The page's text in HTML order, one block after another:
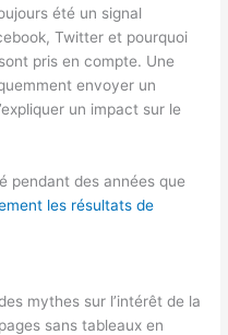
été un signal
Twitter et pourquoi
pris en compte. Une
envoyer un
un impact sur le
pendant des années que
les résultats de
mythes sur l’intérêt de la
sans tableaux en